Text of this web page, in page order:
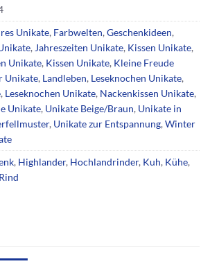
Unikate, Farbwelten,Geschenkideen,
, Jahreszeiten Unikate, Kissen Unikate,
Unikate, Kissen Unikate, Kleine Freude
Unikate, Landleben, Leseknochen Unikate,
, Leseknochen Unikate, Nackenkissen Unikate,
Unikate, Unikate Beige/Braun, Unikate in
, Unikate zur Entspannung,Winter
, Highlander, Hochlandrinder, Kuh, Kühe,
Rind